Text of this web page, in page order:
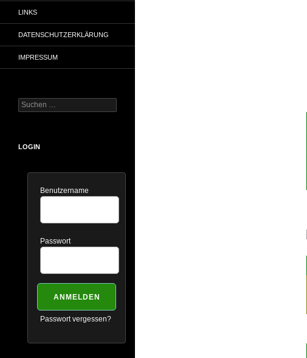
LINKS
DATENSCHUTZERKLÄRUNG
IMPRESSUM
Suchen
nach:
LOGIN
Benutzername
Passwort
Passwort vergessen?